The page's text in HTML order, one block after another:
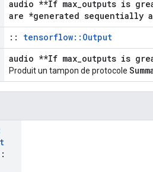
audio **If max_outputs is
are *generated sequentially
:: tensorflow::Output
audio **If max_outputs is
Produit un tampon de protocole